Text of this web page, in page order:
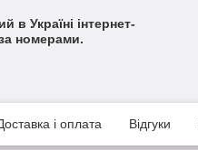
Україні інтернет-
номерами.
і оплата Відгуки